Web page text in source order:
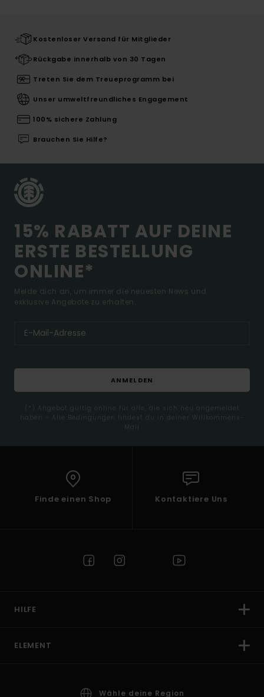
Kostenloser Versand für Mitglieder
Rückgabe innerhalb von 30 Tagen
Treten Sie dem Treueprogramm bei
Unser umweltfreundliches Engagement
100% sichere Zahlung
Brauchen Sie Hilfe?
15% RABATT AUF DEINE
ERSTE BESTELLUNG
ONLINE*
Melde dich an, um immer die neuesten News und
exklusive Angebote zu erhalten.
ANMELDEN
(*) Angebot gültig online für alle, die sich neu angemeldet
haben - Alle Bedingungen findest du in deiner Willkommens-
Mail
Finde einen Shop Kontaktiere Uns
HILFE
ELEMENT
Wähle deine Region